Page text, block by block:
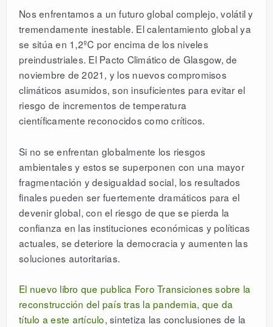
Nos enfrentamos a un futuro global complejo, volátil y
tremendamente inestable. El calentamiento global ya
se sitúa en 1,2ºC por encima de los niveles
preindustriales. El Pacto Climático de Glasgow, de
noviembre de 2021, y los nuevos compromisos
climáticos asumidos, son insuficientes para evitar el
riesgo de incrementos de temperatura
científicamente reconocidos como críticos.
Si no se enfrentan globalmente los riesgos
ambientales y estos se superponen con una mayor
fragmentación y desigualdad social, los resultados
finales pueden ser fuertemente dramáticos para el
devenir global, con el riesgo de que se pierda la
confianza en las instituciones económicas y políticas
actuales, se deteriore la democracia y aumenten las
soluciones autoritarias.
El nuevo libro que publica Foro Transiciones sobre la
reconstrucción del país tras la pandemia, que da
título a este artículo, sintetiza las conclusiones de la